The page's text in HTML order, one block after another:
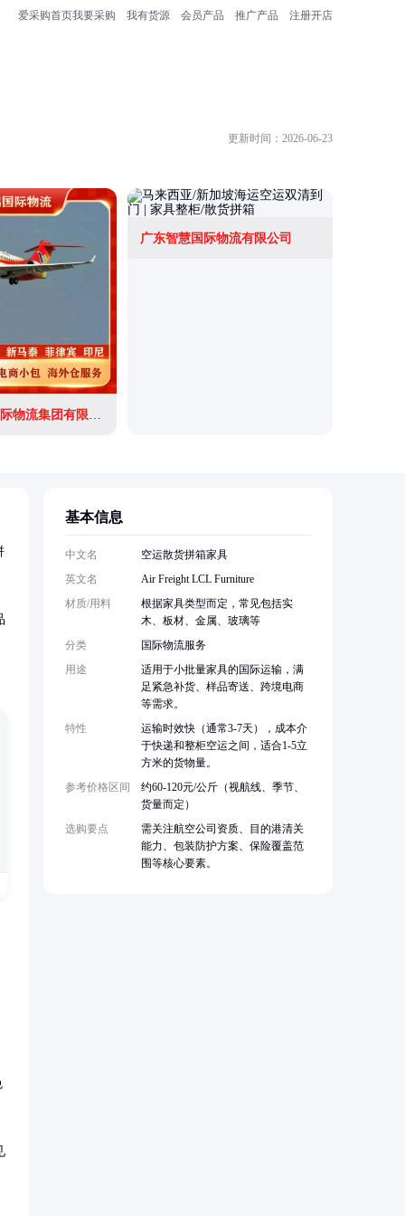
爱采购首页我要采购 我有货源 会员产品 推广产品 注册开店
更新时间：2026-06-23
深圳市森鸿国际物流集团有限公司
广东智慧国际物流有限公司
基本信息
中文名
空运散货拼箱家具
英文名
Air Freight LCL Furniture
材质/用料
根据家具类型而定，常见包括实
木、板材、金属、玻璃等
分类
国际物流服务
用途
适用于小批量家具的国际运输，满
足紧急补货、样品寄送、跨境电商
等需求。
特性
运输时效快（通常3-7天），成本介
于快递和整柜空运之间，适合1-5立
方米的货物量。
参考价格区间
约60-120元/公斤（视航线、季节、
货量而定）
选购要点
需关注航空公司资质、目的港清关
能力、包装防护方案、保险覆盖范
围等核心要素。